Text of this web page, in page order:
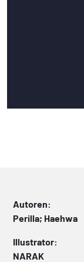
Autoren:
Perilla; Haehwa
Illustrator:
NARAK